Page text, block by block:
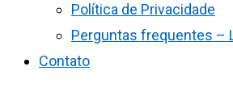
Política de Privacidade
Perguntas frequentes –
Contato